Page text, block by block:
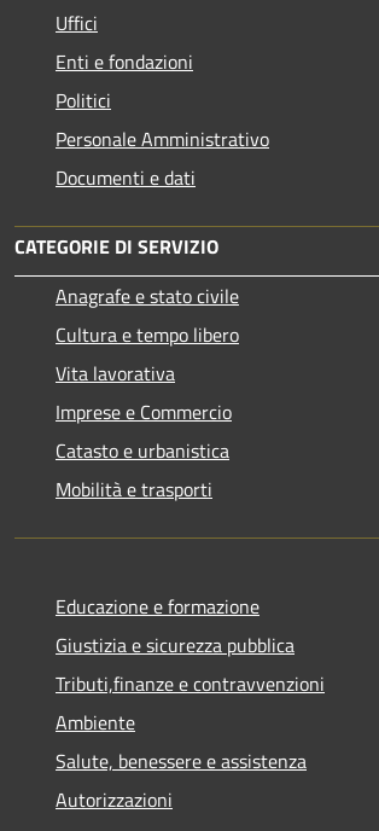
Uffici
Enti e fondazioni
Politici
Personale Amministrativo
Documenti e dati
CATEGORIE DI SERVIZIO
Anagrafe e stato civile
Cultura e tempo libero
Vita lavorativa
Imprese e Commercio
Catasto e urbanistica
Mobilità e trasporti
Educazione e formazione
Giustizia e sicurezza pubblica
Tributi,finanze e contravvenzioni
Ambiente
Salute, benessere e assistenza
Autorizzazioni